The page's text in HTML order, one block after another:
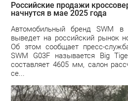
Российские продажи
начнутся в мае 2025 года
Автомобильный бренд SWM
выведет на российский рынок
Об этом сообщает пресс-
SWM G03F называется Big
составляет 4605 мм, салон
се...